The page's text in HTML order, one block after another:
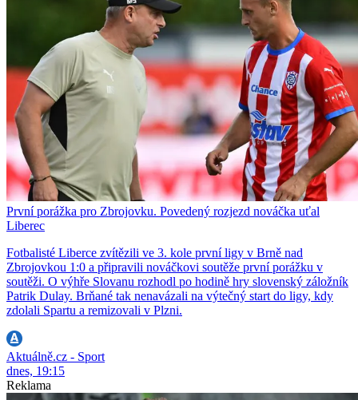
První porážka pro Zbrojovku. Povedený rozjezd nováčka uťal
Liberec
Fotbalisté Liberce zvítězili ve 3. kole první ligy v Brně nad
Zbrojovkou 1:0 a připravili nováčkovi soutěže první porážku v
soutěži. O výhře Slovanu rozhodl po hodině hry slovenský záložník
Patrik Dulay. Brňané tak nenavázali na výtečný start do ligy, kdy
zdolali Spartu a remizovali v Plzni.
Aktuálně.cz - Sport
dnes, 19:15
Reklama